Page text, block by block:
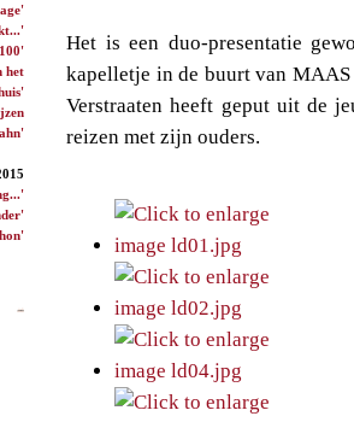
het
Het is een duo-presentatie
kapelletje in de buurt van
Verstraaten heeft geput uit de
reizen met zijn ouders.